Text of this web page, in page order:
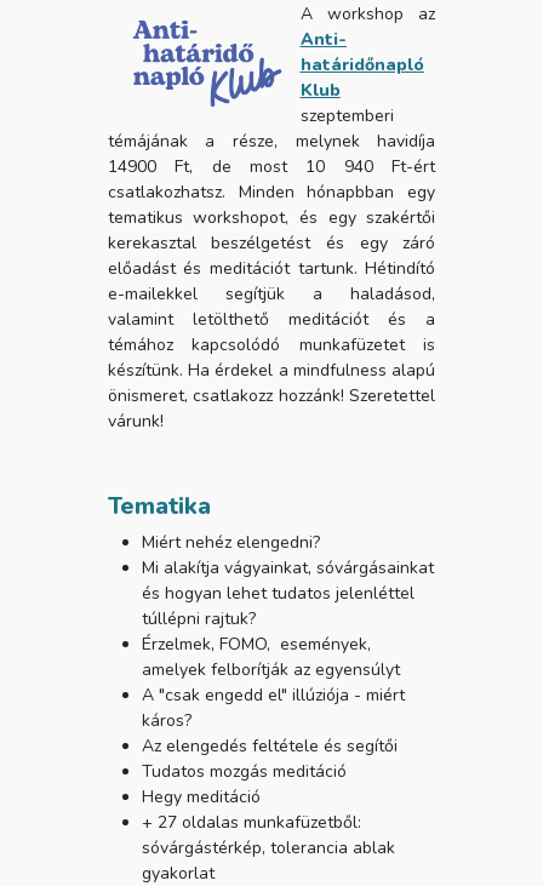
A workshop az
Anti-
határidőnapló
Klub
szeptemberi
témájának a része, melynek havidíja
14900 Ft, de most 10 940 Ft-ért
csatlakozhatsz. Minden hónapbban egy
tematikus workshopot, és egy szakértői
kerekasztal beszélgetést és egy záró
előadást és meditációt tartunk. Hétindító
e-mailekkel segítjük a haladásod,
valamint letölthető meditációt és a
témához kapcsolódó munkafüzetet is
készítünk. Ha érdekel a mindfulness alapú
önismeret, csatlakozz hozzánk! Szeretettel
várunk!
Tematika
Miért nehéz elengedni?
Mi alakítja vágyainkat, sóvárgásainkat
és hogyan lehet tudatos jelenléttel
túllépni rajtuk?
Érzelmek, FOMO, események,
amelyek felborítják az egyensúlyt
A "csak engedd el" illúziója - miért
káros?
Az elengedés feltétele és segítői
Tudatos mozgás meditáció
Hegy meditáció
+ 27 oldalas munkafüzetből:
sóvárgástérkép, tolerancia ablak
gyakorlat